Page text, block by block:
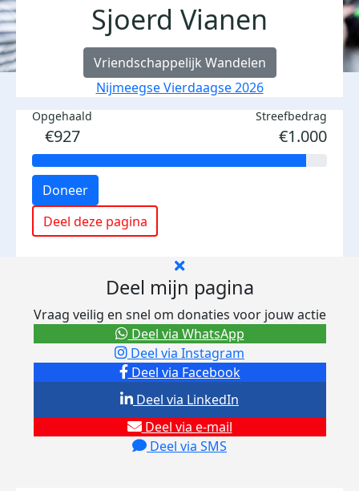
Sjoerd Vianen
Vriendschappelijk Wandelen
Nijmeegse Vierdaagse 2026
Opgehaald
€927
Streefbedrag
€1.000
Doneer
Deel deze pagina
Deel mijn pagina
Vraag veilig en snel om donaties voor jouw actie
Deel via Facebook
Deel via Instagram
Deel via e-mail
Deel via SMS
Deel via LinkedIn
Deel via WhatsApp